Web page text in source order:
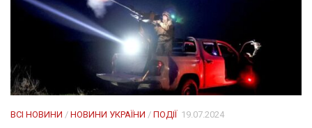
ВСІ НОВИНИ / НОВИНИ УКРАЇНИ / ПОДІЇ 19.07.2024